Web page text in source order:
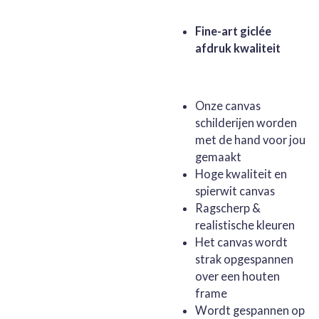
Fine-art giclée
afdruk kwaliteit
Onze canvas
schilderijen worden
met de hand voor jou
gemaakt
Hoge kwaliteit en
spierwit canvas
Ragscherp &
realistische kleuren
Het canvas wordt
strak opgespannen
over een houten
frame
Wordt gespannen op